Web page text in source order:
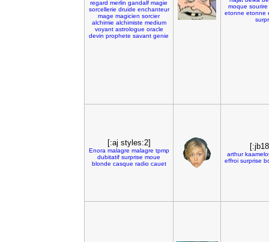
regard merlin gandalf magie
sorcellerie druide enchanteur
mage magicien sorcier
alchimie alchimiste medium
voyant astrologue oracle
devin prophete savant genie
moque sourire
etonne etonne
[:aj styles:2]
Enora malagre malagre tpmp
dubitatif surprise moue
blonde casque radio cauet
arthur
effroi surprise